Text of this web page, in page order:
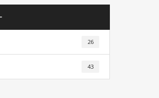
26
43